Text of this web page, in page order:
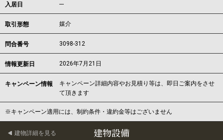
入居日 ---
取引形態 媒介
問合番号 3098-312
情報更新日 2026年7月21日
キャンペーン情報
キャンペーン詳細内容やお見積り等は、即日ご案内をさせ
て頂きます
※キャンペーン適用には、制約条件・違約金等はございません
建物設備
建物詳細を見る